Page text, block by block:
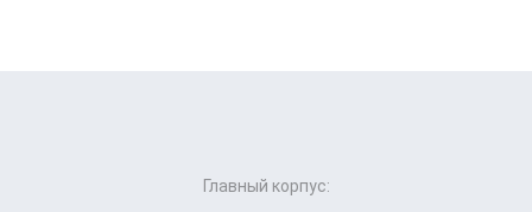
Главный корпус: